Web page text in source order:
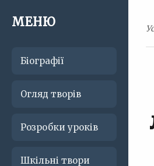
МЕНЮ
Біографії
Огляд творів
Розробки уроків
Шкільні твори